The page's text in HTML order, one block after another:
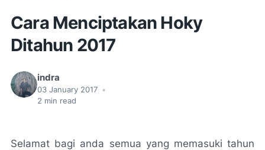
Cara Menciptakan Hoky
Ditahun 2017
indra
03 January 2017 •
2 min read
Selamat bagi anda semua yang memasuki tahun